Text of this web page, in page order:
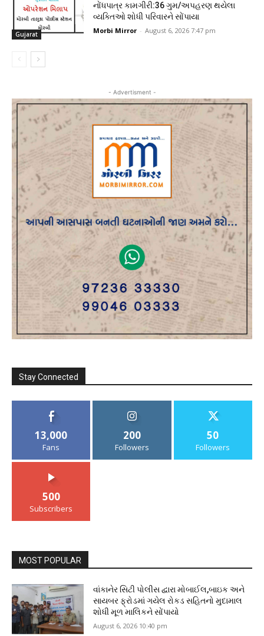
Gujarat
નોંધપાત્ર કામગીરી:36 ગુમ/અપહરણ થયેલા
વ્યક્તિઓ શોધી પરિવારને સોંપાયા
Morbi Mirror - August 6, 2026 7:47 pm
- Advertisment -
Stay Connected
13,000
Fans
200
Followers
50
Followers
500
Subscribers
MOST POPULAR
વાંકાનેર સિટી પોલીસ દ્વારા મોબાઈલ,બાઇક અને
સાયબર ફ્રોડમાં ગયેલ રોકડ સહિતનો મુદામાલ
શોધી મૂળ માલિકને સોંપાયો
August 6, 2026 10:40 pm